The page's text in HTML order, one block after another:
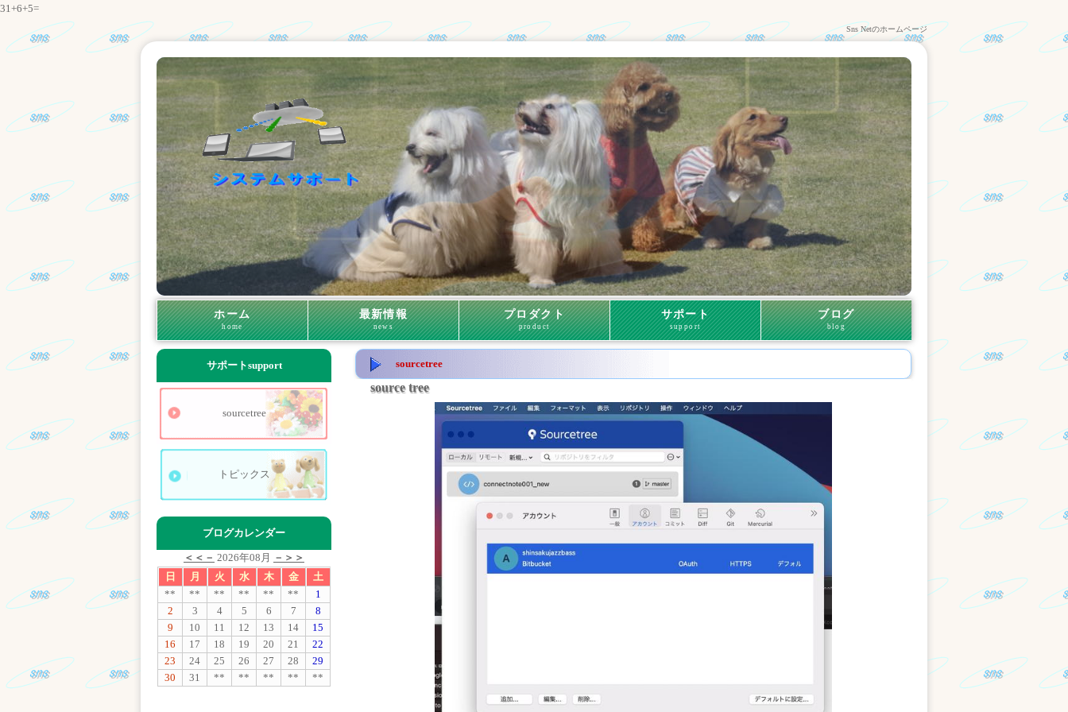
31+6+5=
Sns Netのホームページ
ホーム
home
最新情報
news
プロダクト
product
サポート
support
ブログ
blog
sourcetree
source tree
サポートsupport
sourcetree
トピックス
ブログカレンダー
＜＜－ 2026年08月
－＞＞
日
月 火 水 木 金
土
**
** ** ** ** **
1
2
3 4 5 6 7
8
9
10 11 12 13 14
15
16
17 18 19 20 21
22
23
24 25 26 27 28
29
30
31 ** ** ** ** **